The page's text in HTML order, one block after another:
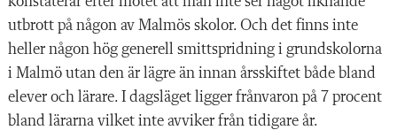
utbrott på någon av Malmös skolor. Och det finns inte
heller någon hög generell smittspridning i grundskolorna
i Malmö utan den är lägre än innan årsskiftet både bland
elever och lärare. I dagsläget ligger frånvaron på 7 procent
bland lärarna vilket inte avviker från tidigare år.